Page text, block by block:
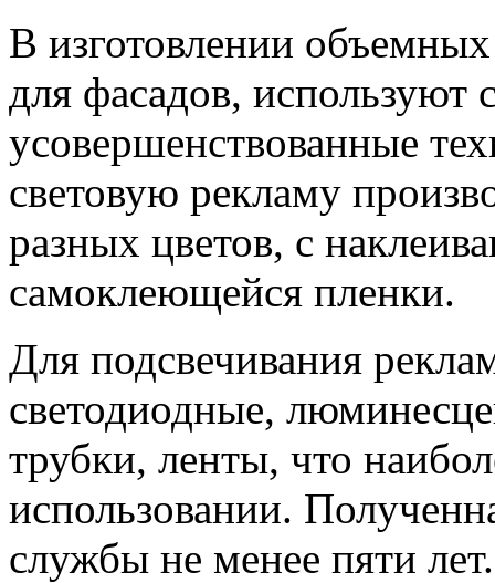
В изготовлении
для фасадов,
усовершенствованные
световую рекламу
разных цветов, с
самоклеющейся пленки.
Для подсвечивания
светодиодные,
трубки, ленты, что
использовании.
службы не менее пяти лет.